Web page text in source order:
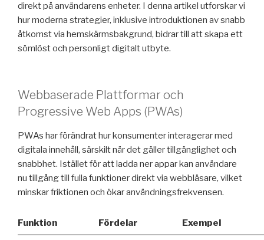
direkt på användarens enheter. I denna artikel utforskar vi
hur moderna strategier, inklusive introduktionen av snabb
åtkomst via hemskärmsbakgrund, bidrar till att skapa ett
sömlöst och personligt digitalt utbyte.
Webbaserade Plattformar och
Progressive Web Apps (PWAs)
PWAs har förändrat hur konsumenter interagerar med
digitala innehåll, särskilt när det gäller tillgänglighet och
snabbhet. Istället för att ladda ner appar kan användare
nu tillgång till fulla funktioner direkt via webbläsare, vilket
minskar friktionen och ökar användningsfrekvensen.
Funktion Fördelar Exempel